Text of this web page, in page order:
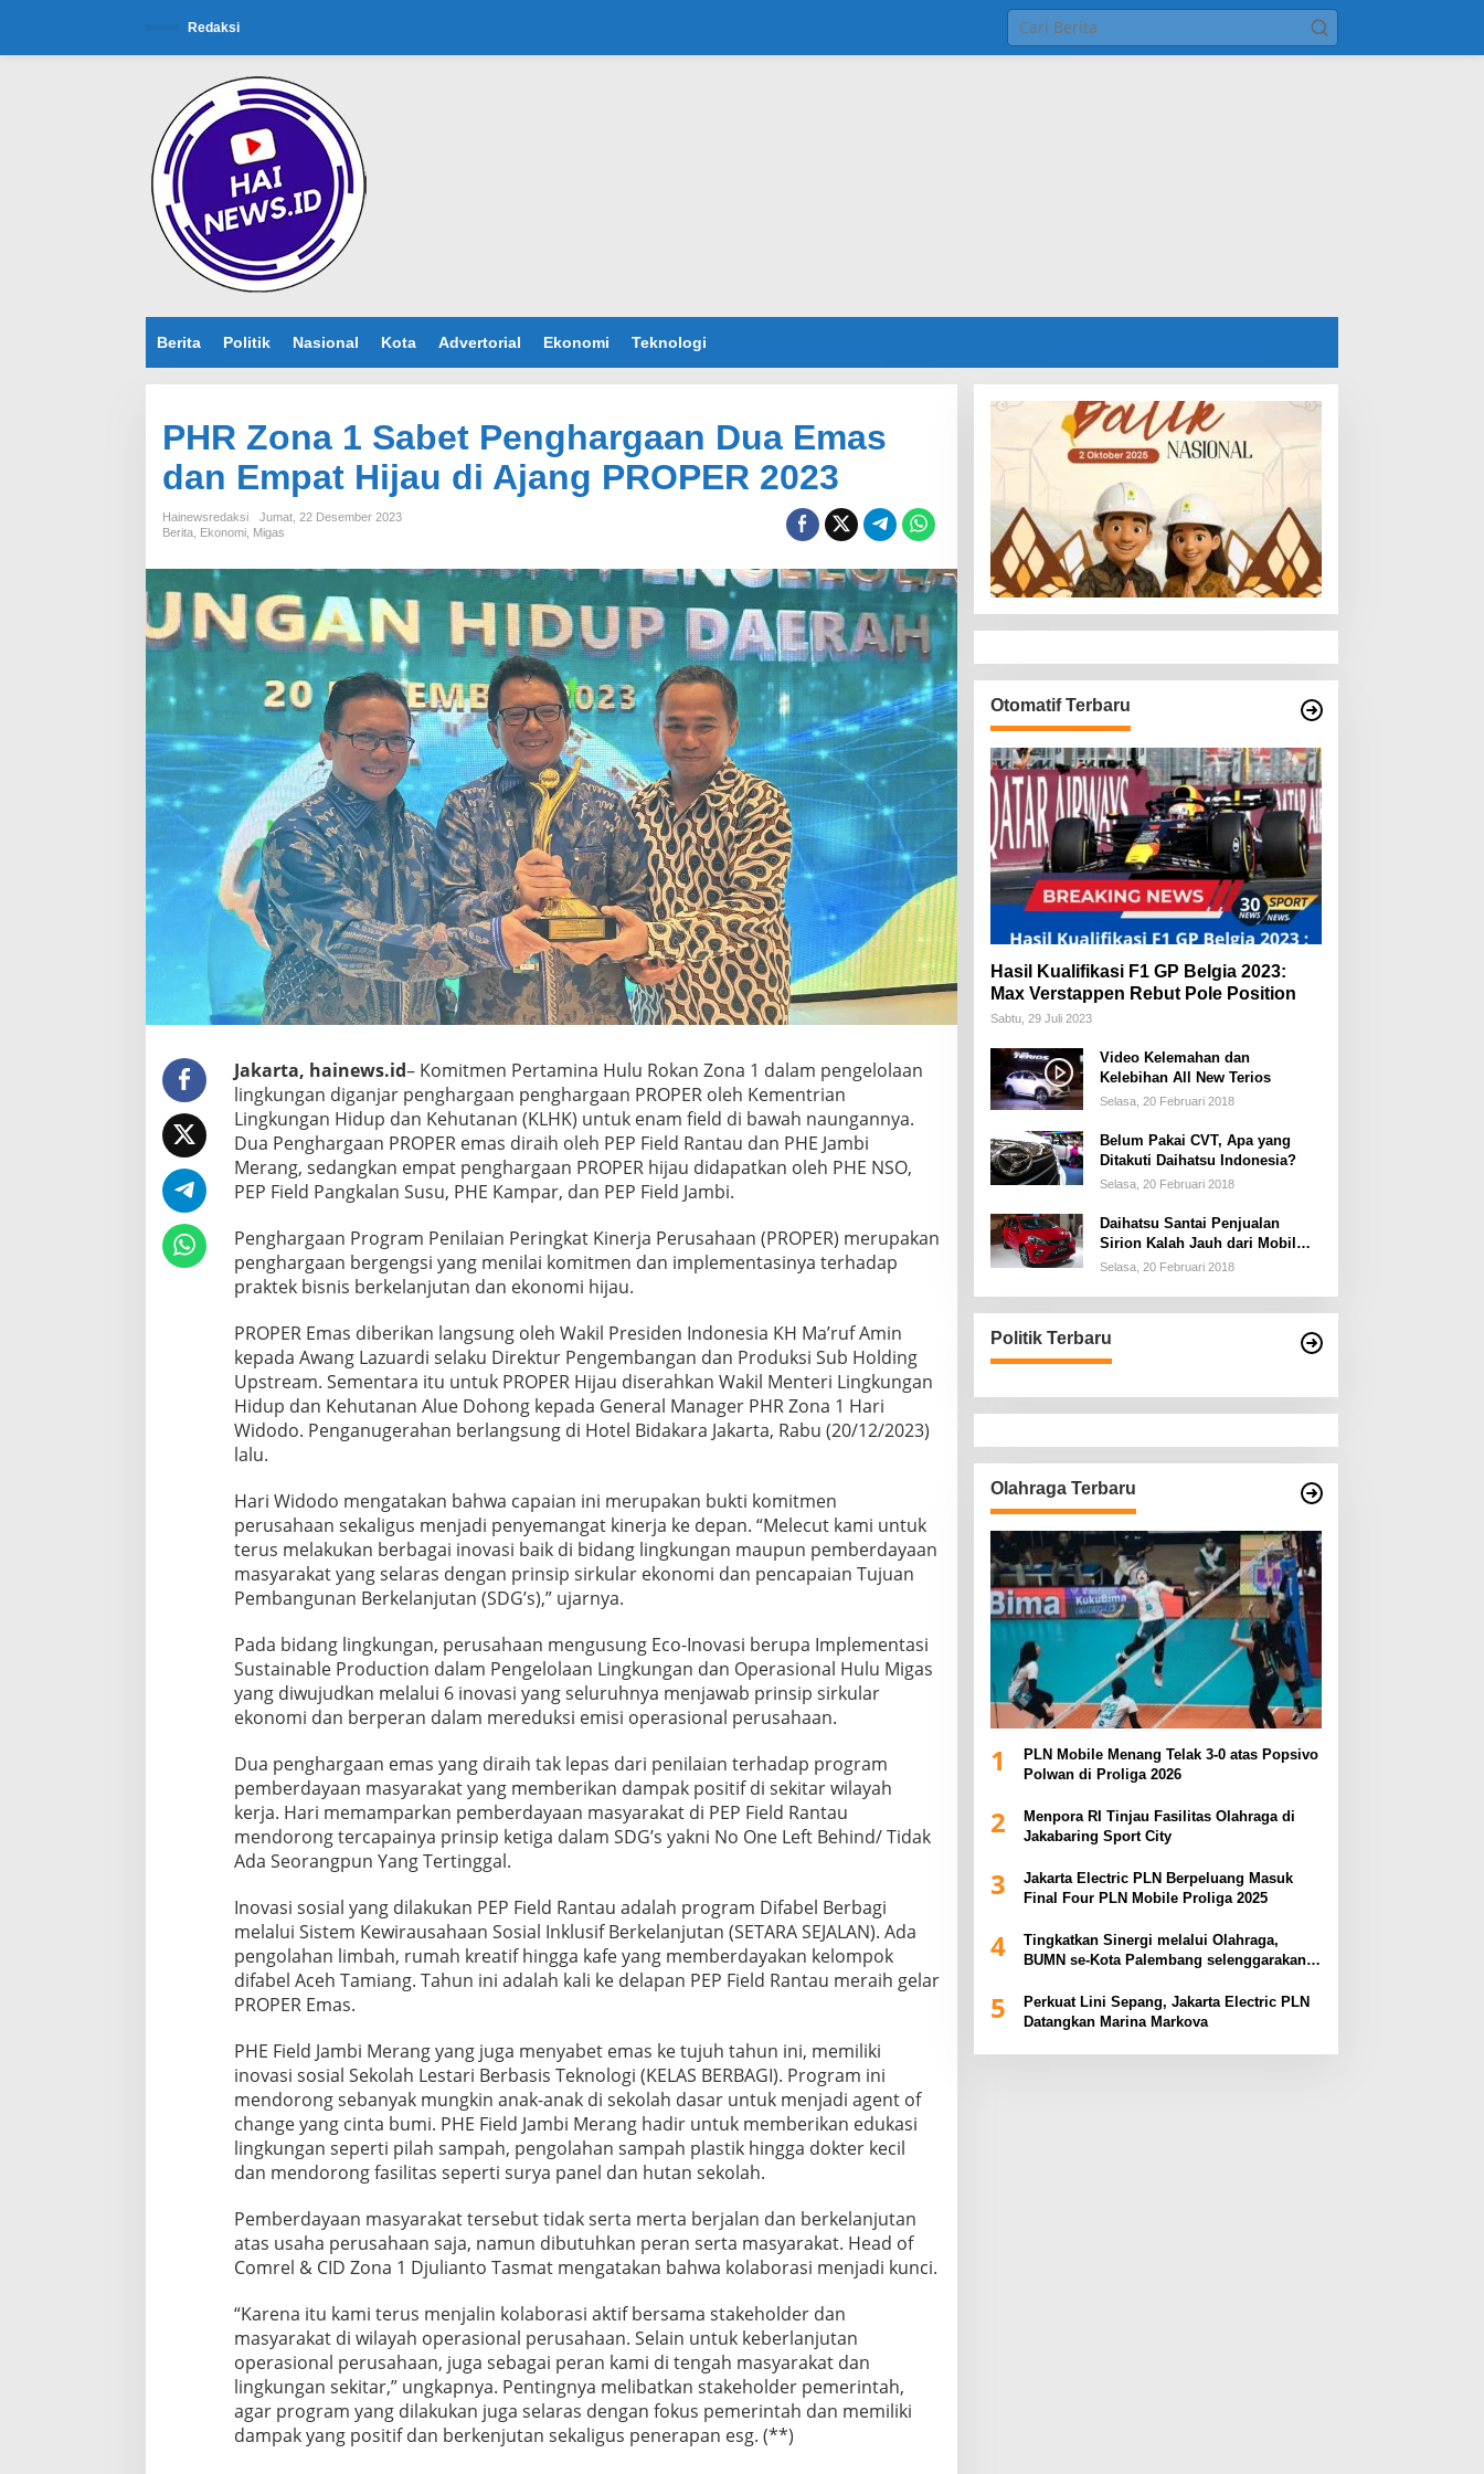
Redaksi
Berita Politik Nasional Kota Advertorial Ekonomi Teknologi
PHR Zona 1 Sabet Penghargaan Dua Emas
dan Empat Hijau di Ajang PROPER 2023
Hainewsredaksi
Jumat, 22 Desember 2023
Berita Ekonomi Migas
Jakarta, hainews.id– Komitmen Pertamina Hulu Rokan Zona 1 dalam pengelolaan
lingkungan diganjar penghargaan penghargaan PROPER oleh Kementrian
Lingkungan Hidup dan Kehutanan (KLHK) untuk enam field di bawah naungannya.
Dua Penghargaan PROPER emas diraih oleh PEP Field Rantau dan PHE Jambi
Merang, sedangkan empat penghargaan PROPER hijau didapatkan oleh PHE NSO,
PEP Field Pangkalan Susu, PHE Kampar, dan PEP Field Jambi.
Penghargaan Program Penilaian Peringkat Kinerja Perusahaan (PROPER) merupakan
penghargaan bergengsi yang menilai komitmen dan implementasinya terhadap
praktek bisnis berkelanjutan dan ekonomi hijau.
PROPER Emas diberikan langsung oleh Wakil Presiden Indonesia KH Ma’ruf Amin
kepada Awang Lazuardi selaku Direktur Pengembangan dan Produksi Sub Holding
Upstream. Sementara itu untuk PROPER Hijau diserahkan Wakil Menteri Lingkungan
Hidup dan Kehutanan Alue Dohong kepada General Manager PHR Zona 1 Hari
Widodo. Penganugerahan berlangsung di Hotel Bidakara Jakarta, Rabu (20/12/2023)
lalu.
Hari Widodo mengatakan bahwa capaian ini merupakan bukti komitmen
perusahaan sekaligus menjadi penyemangat kinerja ke depan. “Melecut kami untuk
terus melakukan berbagai inovasi baik di bidang lingkungan maupun pemberdayaan
masyarakat yang selaras dengan prinsip sirkular ekonomi dan pencapaian Tujuan
Pembangunan Berkelanjutan (SDG’s),” ujarnya.
Pada bidang lingkungan, perusahaan mengusung Eco-Inovasi berupa Implementasi
Sustainable Production dalam Pengelolaan Lingkungan dan Operasional Hulu Migas
yang diwujudkan melalui 6 inovasi yang seluruhnya menjawab prinsip sirkular
ekonomi dan berperan dalam mereduksi emisi operasional perusahaan.
Dua penghargaan emas yang diraih tak lepas dari penilaian terhadap program
pemberdayaan masyarakat yang memberikan dampak positif di sekitar wilayah
kerja. Hari memamparkan pemberdayaan masyarakat di PEP Field Rantau
mendorong tercapainya prinsip ketiga dalam SDG’s yakni No One Left Behind/ Tidak
Ada Seorangpun Yang Tertinggal.
Inovasi sosial yang dilakukan PEP Field Rantau adalah program Difabel Berbagi
melalui Sistem Kewirausahaan Sosial Inklusif Berkelanjutan (SETARA SEJALAN). Ada
pengolahan limbah, rumah kreatif hingga kafe yang memberdayakan kelompok
difabel Aceh Tamiang. Tahun ini adalah kali ke delapan PEP Field Rantau meraih gelar
PROPER Emas.
PHE Field Jambi Merang yang juga menyabet emas ke tujuh tahun ini, memiliki
inovasi sosial Sekolah Lestari Berbasis Teknologi (KELAS BERBAGI). Program ini
mendorong sebanyak mungkin anak-anak di sekolah dasar untuk menjadi agent of
change yang cinta bumi. PHE Field Jambi Merang hadir untuk memberikan edukasi
lingkungan seperti pilah sampah, pengolahan sampah plastik hingga dokter kecil
dan mendorong fasilitas seperti surya panel dan hutan sekolah.
Pemberdayaan masyarakat tersebut tidak serta merta berjalan dan berkelanjutan
atas usaha perusahaan saja, namun dibutuhkan peran serta masyarakat. Head of
Comrel & CID Zona 1 Djulianto Tasmat mengatakan bahwa kolaborasi menjadi kunci.
“Karena itu kami terus menjalin kolaborasi aktif bersama stakeholder dan
masyarakat di wilayah operasional perusahaan. Selain untuk keberlanjutan
operasional perusahaan, juga sebagai peran kami di tengah masyarakat dan
lingkungan sekitar,” ungkapnya. Pentingnya melibatkan stakeholder pemerintah,
agar program yang dilakukan juga selaras dengan fokus pemerintah dan memiliki
dampak yang positif dan berkenjutan sekaligus penerapan esg. (**)
Otomatif Terbaru
Hasil Kualifikasi F1 GP Belgia 2023:
Max Verstappen Rebut Pole Position
Sabtu, 29 Juli 2023
Video Kelemahan dan
Kelebihan All New Terios
Selasa, 20 Februari 2018
Belum Pakai CVT, Apa yang
Ditakuti Daihatsu Indonesia?
Selasa, 20 Februari 2018
Daihatsu Santai Penjualan
Sirion Kalah Jauh dari Mobil
LCGC
Selasa, 20 Februari 2018
Politik Terbaru
Olahraga Terbaru
1
PLN Mobile Menang Telak 3-0 atas Popsivo
Polwan di Proliga 2026
2
Menpora RI Tinjau Fasilitas Olahraga di
Jakabaring Sport City
3
Jakarta Electric PLN Berpeluang Masuk
Final Four PLN Mobile Proliga 2025
4
Tingkatkan Sinergi melalui Olahraga,
BUMN se-Kota Palembang selenggarakan
5
Perkuat Lini Sepang, Jakarta Electric PLN
Datangkan Marina Markova